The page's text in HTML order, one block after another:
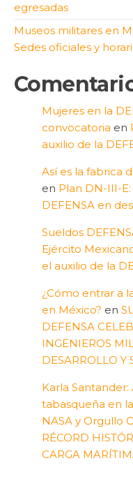
egresadas
Museos militares en
Sedes oficiales y
Mujeres en la
convocatoria en
auxilio de la
Así es la fabrica
en Plan DN-III-
DEFENSA en
Sueldos
Ejército
el auxilio de la
¿Cómo entrar a
en México? en
DEFENSA
INGENIEROS
DESARROLLO
Karla
tabasqueña en
NASA y Orgullo
RÉCORD
CARGA